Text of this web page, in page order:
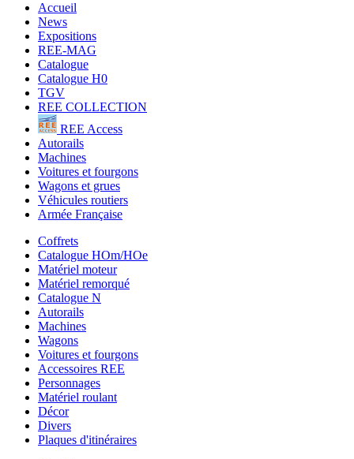
Accueil
News
Expositions
REE-MAG
Catalogue
Catalogue H0
TGV
REE COLLECTION
REE Access
Autorails
Machines
Voitures et fourgons
Wagons et grues
Véhicules routiers
Armée Française
Coffrets
Catalogue HOm/HOe
Matériel moteur
Matériel remorqué
Catalogue N
Autorails
Machines
Wagons
Voitures et fourgons
Accessoires REE
Personnages
Matériel roulant
Décor
Divers
Plaques d'itinéraires